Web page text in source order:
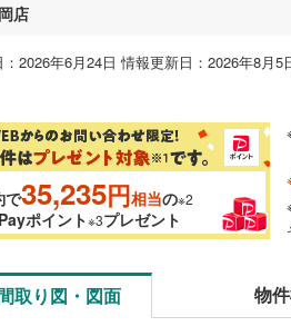
店
2026年6月24日 情報更新日：2026年8月5
で35,235円相当の※2
ポイント※3プレゼント
取り図・図面 物